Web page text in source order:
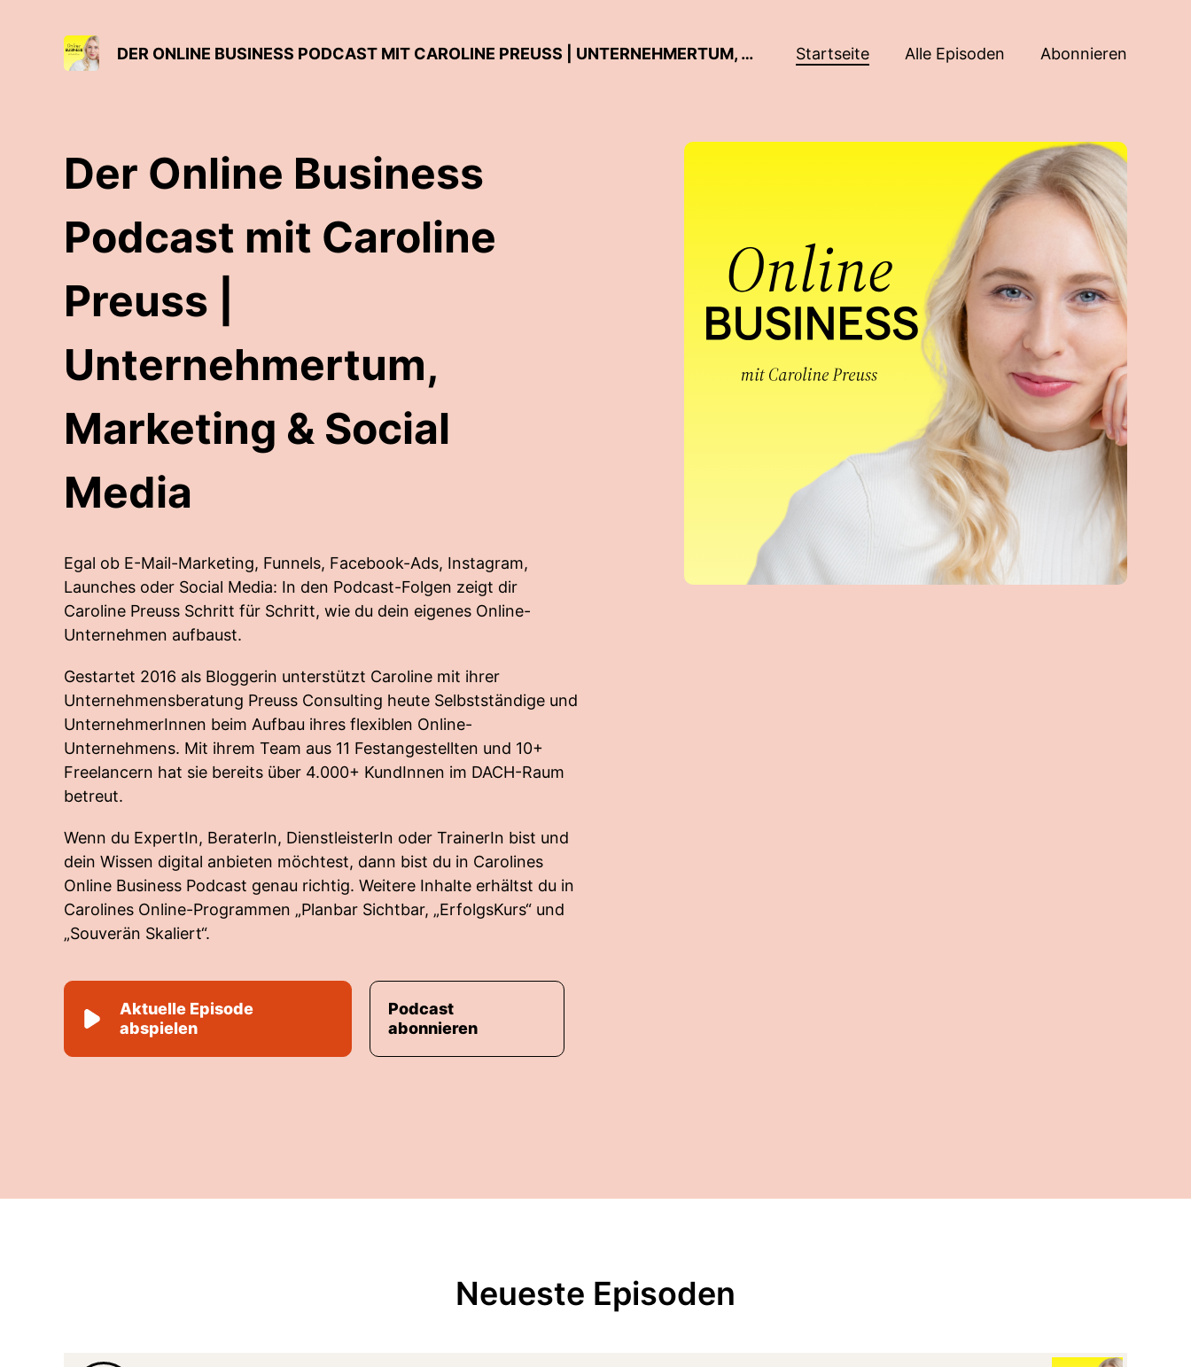
DER ONLINE BUSINESS PODCAST MIT CAROLINE PREUSS | UNTERNEHMERTUM, MARKETING & SOCIAL MEDIA Startseite Alle Episoden Abonnieren
Der Online Business
Podcast mit Caroline
Preuss |
Unternehmertum,
Marketing & Social
Media
Egal ob E-Mail-Marketing, Funnels, Facebook-Ads, Instagram,
Launches oder Social Media: In den Podcast-Folgen zeigt dir
Caroline Preuss Schritt für Schritt, wie du dein eigenes Online-
Unternehmen aufbaust.
Gestartet 2016 als Bloggerin unterstützt Caroline mit ihrer
Unternehmensberatung Preuss Consulting heute Selbstständige und
UnternehmerInnen beim Aufbau ihres flexiblen Online-
Unternehmens. Mit ihrem Team aus 11 Festangestellten und 10+
Freelancern hat sie bereits über 4.000+ KundInnen im DACH-Raum
betreut.
Wenn du ExpertIn, BeraterIn, DienstleisterIn oder TrainerIn bist und
dein Wissen digital anbieten möchtest, dann bist du in Carolines
Online Business Podcast genau richtig. Weitere Inhalte erhältst du in
Carolines Online-Programmen „Planbar Sichtbar, „ErfolgsKurs“ und
„Souverän Skaliert“.
Aktuelle Episode
abspielen
Podcast
abonnieren
Neueste Episoden